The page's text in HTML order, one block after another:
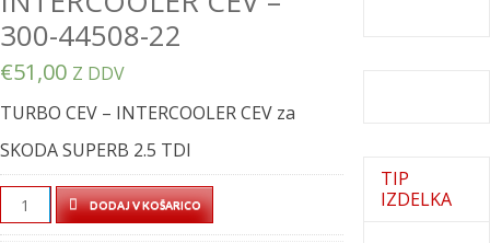
300-44508-22
€51,00 Z DDV
TURBO CEV – INTERCOOLER CEV za
SKODA SUPERB 2.5 TDI
TURBO
CEV
DODAJ V KOŠARICO
TIP
IZDELKA